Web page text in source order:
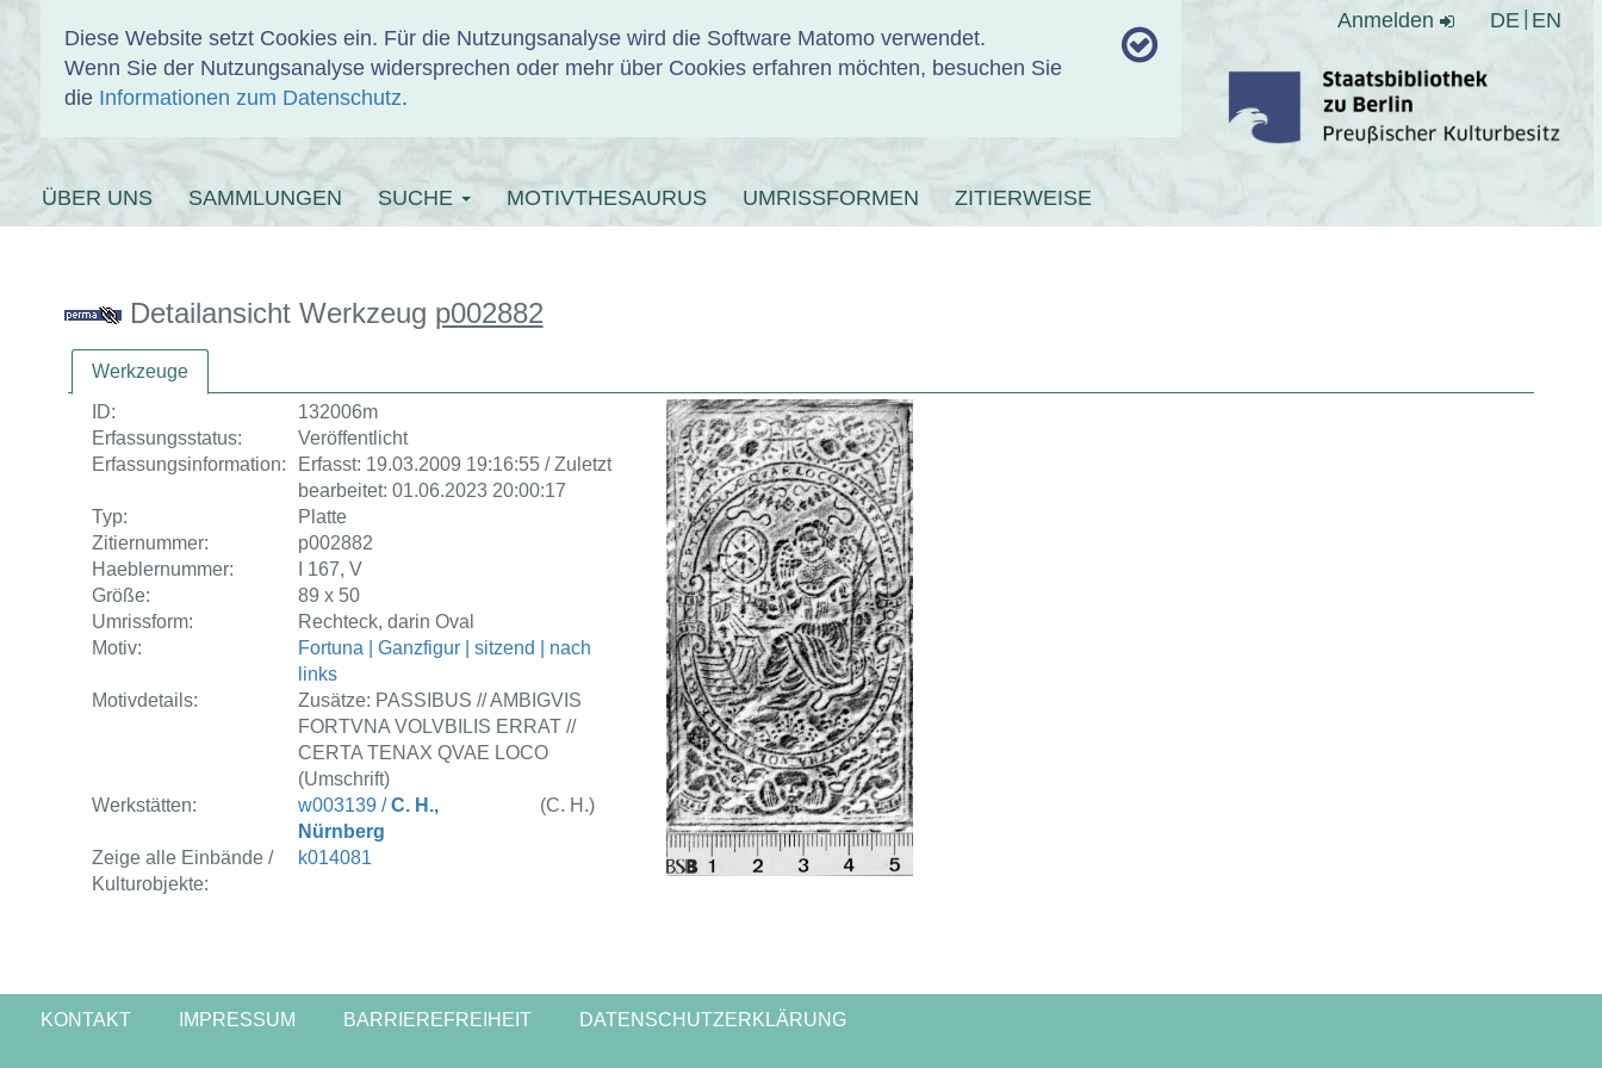
Diese Website setzt Cookies ein. Für die Nutzungsanalyse wird die Software Matomo verwendet.
Wenn Sie der Nutzungsanalyse widersprechen oder mehr über Cookies erfahren möchten, besuchen Sie
die Informationen zum Datenschutz.
Anmelden DE EN
EINBANDDATENBANK
ÜBER UNS SAMMLUNGEN SUCHE MOTIVTHESAURUS UMRISSFORMEN ZITIERWEISE
Detailansicht Werkzeug p002882
Werkzeuge
ID:
132006m
Erfassungsstatus:
Veröffentlicht
Erfassungsinformation:
Erfasst: 19.03.2009 19:16:55 / Zuletzt
bearbeitet: 01.06.2023 20:00:17
Typ:
Platte
Zitiernummer:
p002882
Haeblernummer:
I 167, V
Größe:
89 x 50
Umrissform:
Rechteck, darin Oval
Motiv:
Fortuna | Ganzfigur | sitzend | nach
links
Motivdetails:
Zusätze: PASSIBUS // AMBIGVIS
FORTVNA VOLVBILIS ERRAT //
CERTA TENAX QVAE LOCO
(Umschrift)
Werkstätten:
w003139 /C. H.,
Nürnberg
(C. H.)
Zeige alle Einbände /
Kulturobjekte:
k014081
KONTAKT IMPRESSUM BARRIEREFREIHEIT DATENSCHUTZERKLÄRUNG